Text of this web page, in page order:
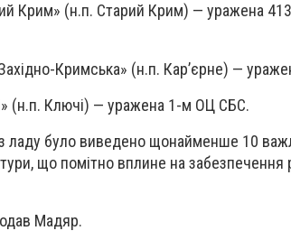
Крим» (н.п. Старий Крим) — уражена
Кримська» (н.п. Кар’єрне) —
(н.п. Ключі) — уражена 1-м ОЦ СБС.
з ладу було виведено щонайменше 10
що помітно вплине на забезпечення
Мадяр.